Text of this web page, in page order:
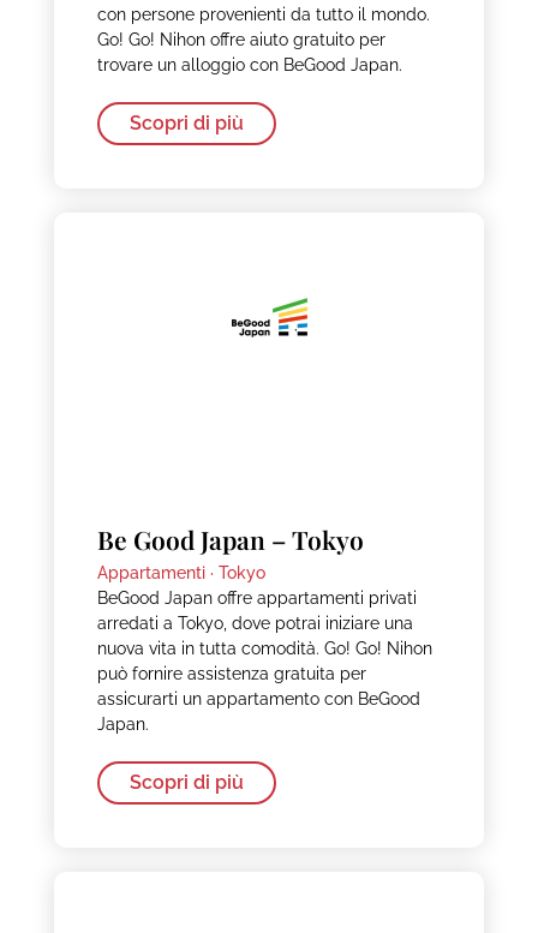
con persone provenienti da tutto il mondo.
Go! Go! Nihon offre aiuto gratuito per
trovare un alloggio con BeGood Japan.
Scopri di più
Be Good Japan – Tokyo
Appartamenti · Tokyo
BeGood Japan offre appartamenti privati
arredati a Tokyo, dove potrai iniziare una
nuova vita in tutta comodità. Go! Go! Nihon
può fornire assistenza gratuita per
assicurarti un appartamento con BeGood
Japan.
Scopri di più